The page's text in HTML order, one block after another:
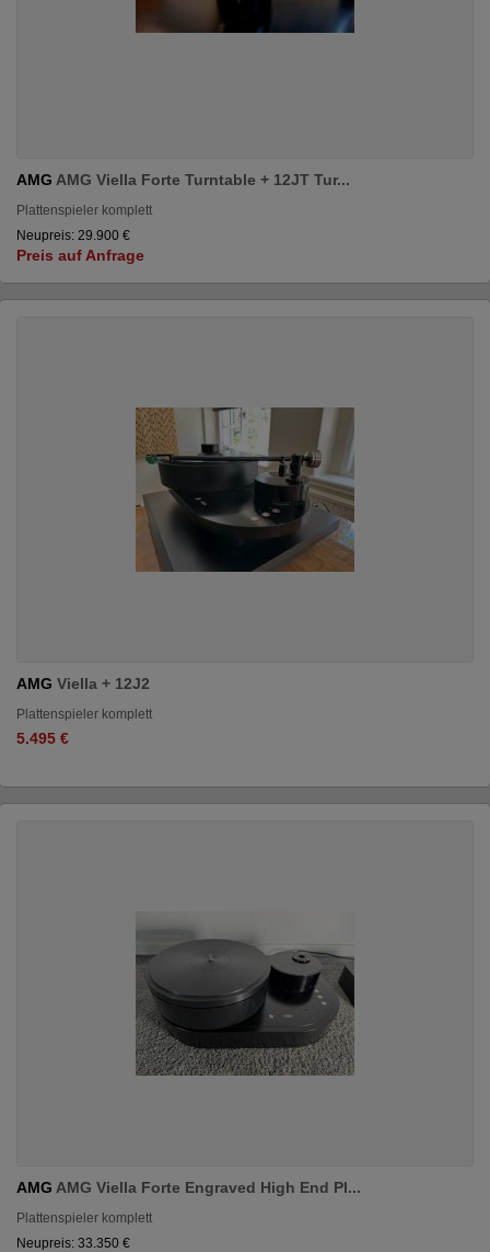
AMG AMG Viella Forte Turntable + 12JT Tur...
Plattenspieler komplett
Neupreis: 29.900 €
Preis auf Anfrage
AMG Viella + 12J2
Plattenspieler komplett
5.495 €
AMG AMG Viella Forte Engraved High End Pl...
Plattenspieler komplett
Neupreis: 33.350 €